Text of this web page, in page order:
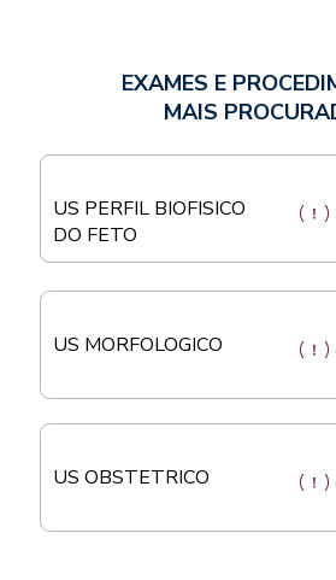
EXAMES E
MAIS
US PERFIL BIOFISICO
DO FETO
US MORFOLOGICO
US OBSTETRICO